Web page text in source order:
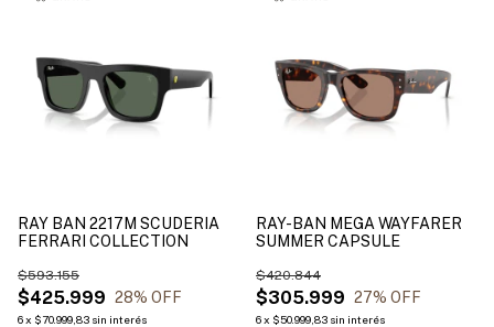
RAY BAN 2217M SCUDERIA
FERRARI COLLECTION
$425.999
$593.155
28% OFF
6x $70.999,83 sin interés
RAY-BAN MEGA WAYFARER
SUMMER CAPSULE
$305.999
$420.844
27% OFF
6x $50.999,83 sin interés